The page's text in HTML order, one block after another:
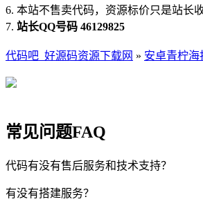
6. 本站不售卖代码，资源标价只是站长
7. 站长QQ号码 46129825
代码吧_好源码资源下载网 » 安卓青柠海
常见问题FAQ
代码有没有售后服务和技术支持？
有没有搭建服务？